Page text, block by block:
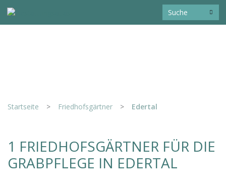
Startseite > Friedhofsgärtner > Edertal
1 FRIEDHOFSGÄRTNER FÜR DIE
GRABPFLEGE IN EDERTAL